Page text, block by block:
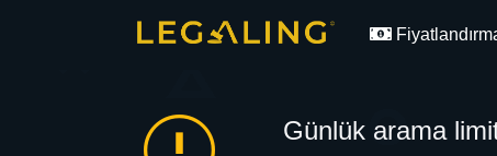
Günlük arama